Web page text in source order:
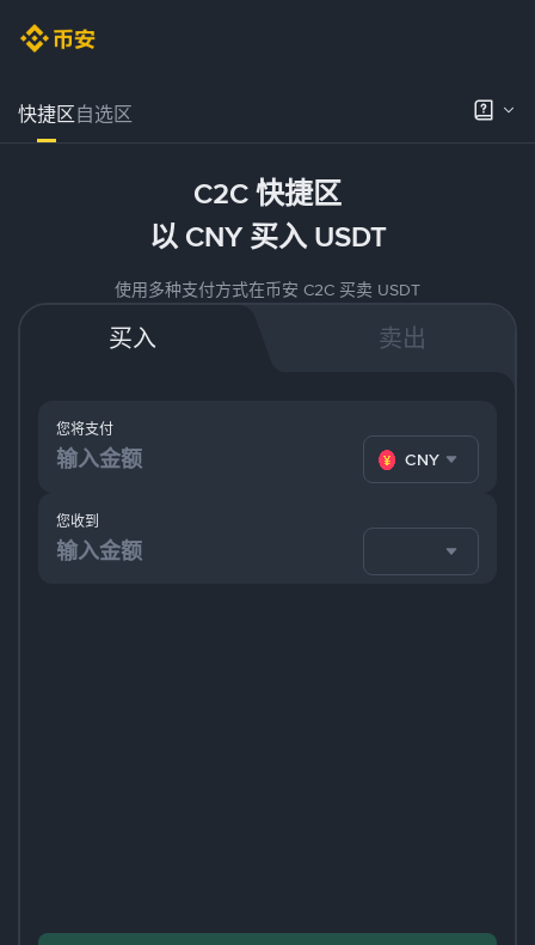
快捷区自选区
C2C 快捷区
以 CNY 买入 USDT
使用多种支付方式在币安 C2C 买卖 USDT
买入 卖出
您将支付
CNY
您收到